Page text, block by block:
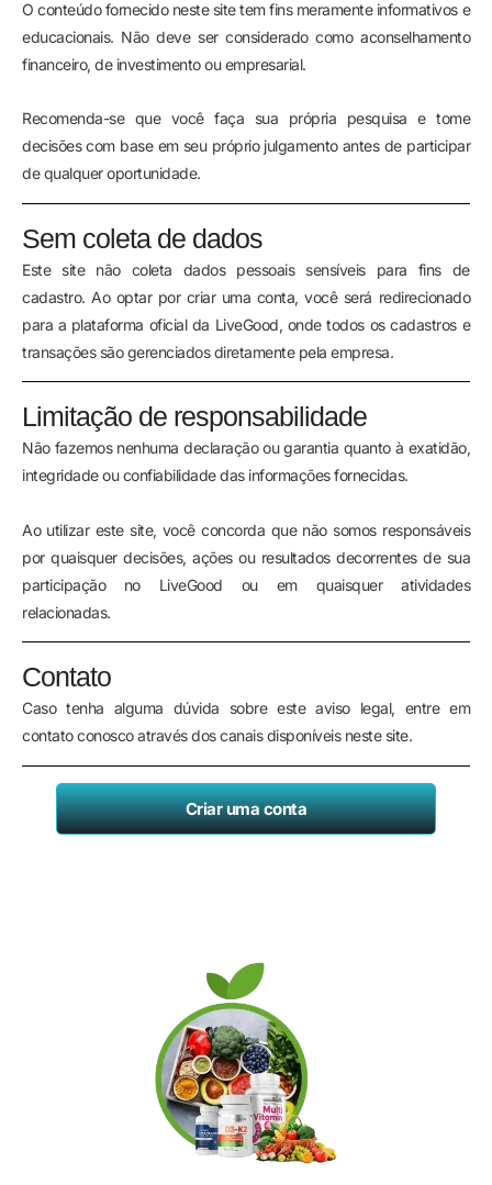
O conteúdo fornecido neste site tem fins meramente informativos e
educacionais. Não deve ser considerado como aconselhamento
financeiro, de investimento ou empresarial.
Recomenda-se que você faça sua própria pesquisa e tome
decisões com base em seu próprio julgamento antes de participar
de qualquer oportunidade.
Sem coleta de dados
Este site não coleta dados pessoais sensíveis para fins de
cadastro. Ao optar por criar uma conta, você será redirecionado
para a plataforma oficial da LiveGood, onde todos os cadastros e
transações são gerenciados diretamente pela empresa.
Limitação de responsabilidade
Não fazemos nenhuma declaração ou garantia quanto à exatidão,
integridade ou confiabilidade das informações fornecidas.
Ao utilizar este site, você concorda que não somos responsáveis
por quaisquer decisões, ações ou resultados decorrentes de sua
participação no LiveGood ou em quaisquer atividades
relacionadas.
Contato
Caso tenha alguma dúvida sobre este aviso legal, entre em
contato conosco através dos canais disponíveis neste site.
Criar uma conta